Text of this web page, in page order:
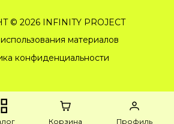
Корзина Профиль
© 2026 INFINITY PROJECT
материалов
конфиденциальности